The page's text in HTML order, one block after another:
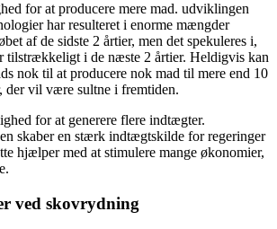
for at producere mere mad. udviklingen
har resulteret i enorme mængder
af de sidste 2 årtier, men det spekuleres i,
tilstrækkeligt i de næste 2 årtier. Heldigvis kan
nok til at producere nok mad til mere end 10
der vil være sultne i fremtiden.
for at generere flere indtægter.
skaber en stærk indtægtskilde for regeringer
hjælper med at stimulere mange økonomier,
ved skovrydning